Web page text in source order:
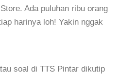
Ada puluhan ribu orang
harinya loh! Yakin nggak
soal di TTS Pintar dikutip